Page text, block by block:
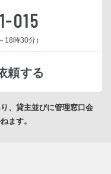
015
18時30分）
頼する
、貸主並びに管理窓口会
ます。